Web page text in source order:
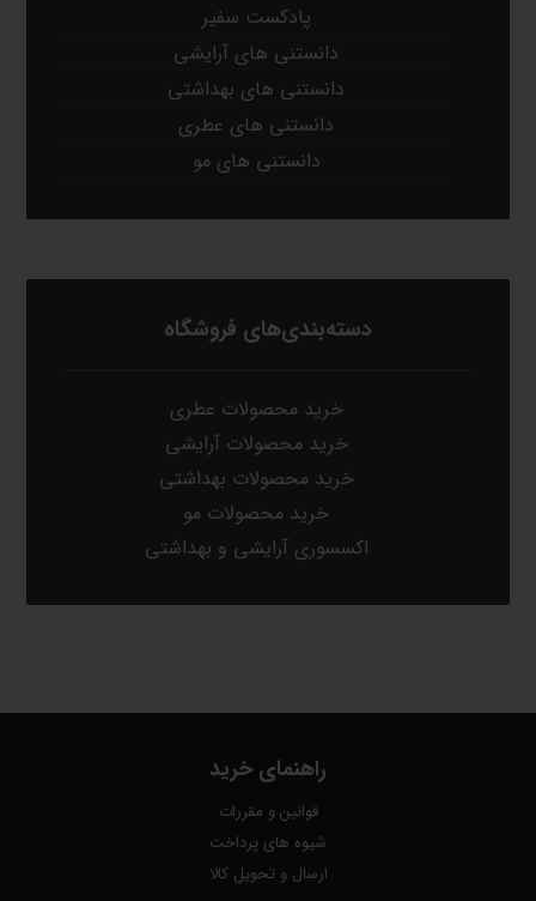
پادکست سفیر
دانستنی های آرایشی
دانستنی های بهداشتی
دانستنی های عطری
دانستنی های مو
دسته‌بندی‌های فروشگاه
خرید محصولات عطری
خرید محصولات آرایشی
خرید محصولات بهداشتی
خرید محصولات مو
اکسسوری آرایشی و بهداشتی
راهنمای خرید
قوانین و مقررات
شیوه های پرداخت
ارسال و تحویل کالا